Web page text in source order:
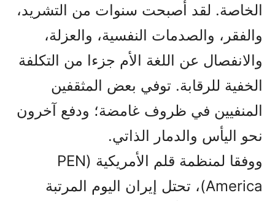
الخاصة. لقد أصبحت سنوات من التشريد،
والفقر، والصدمات النفسية، والعزلة،
والانفصال عن اللغة الأم جزءا من التكلفة
الخفية للرقابة. توفي بعض المثقفين
المنفيين في ظروف غامضة؛ ودفع آخرون
نحو اليأس والدمار الذاتي.
ووفقا لمنظمة قلم الأمريكية (PEN
America)، تحتل إيران اليوم المرتبة